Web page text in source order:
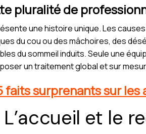
pluralité de
une histoire unique. Les
du cou ou des mâchoires, des
du sommeil induits. Seule une
un traitement global et sur
faits surprenants sur les
L’accueil et le